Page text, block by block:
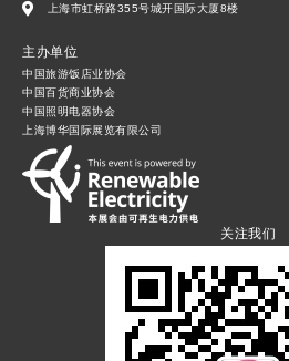
上海市虹桥路355号城开国际大厦8楼
主办单位
中国旅游饭店业协会
中国百货商业协会
中国照明电器协会
上海博华国际展览有限公司
关注我们